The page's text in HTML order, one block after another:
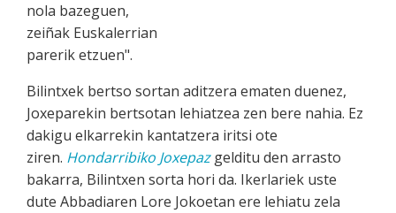
nola bazeguen,
zeiñak Euskalerrian
parerik etzuen".
Bilintxek bertso sortan aditzera ematen duenez,
Joxeparekin bertsotan lehiatzea zen bere nahia. Ez
dakigu elkarrekin kantatzera iritsi ote
ziren. Hondarribiko Joxepaz gelditu den arrasto
bakarra, Bilintxen sorta hori da. Ikerlariek uste
dute Abbadiaren Lore Jokoetan ere lehiatu zela